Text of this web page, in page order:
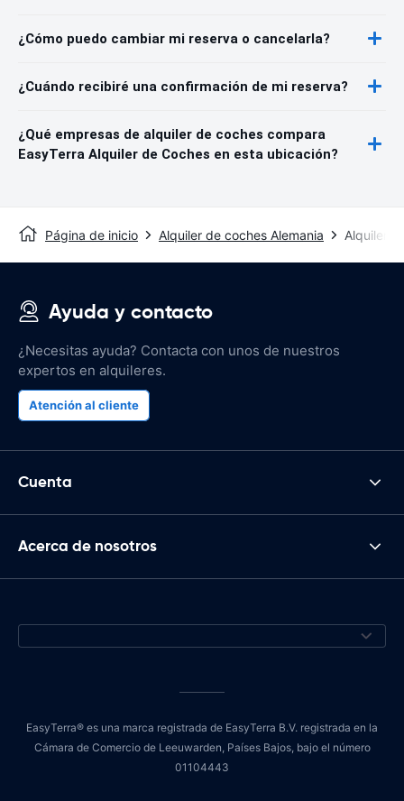
¿Cómo puedo cambiar mi reserva o cancelarla?
¿Cuándo recibiré una confirmación de mi reserva?
¿Qué empresas de alquiler de coches compara
EasyTerra Alquiler de Coches en esta ubicación?
Página de inicio Alquiler de coches Alemania Alquiler
Ayuda y contacto
¿Necesitas ayuda? Contacta con unos de nuestros
expertos en alquileres.
Atención al cliente
Cuenta
Acerca de nosotros
EasyTerra® es una marca registrada de EasyTerra B.V. registrada en la
Cámara de Comercio de Leeuwarden, Países Bajos, bajo el número
01104443